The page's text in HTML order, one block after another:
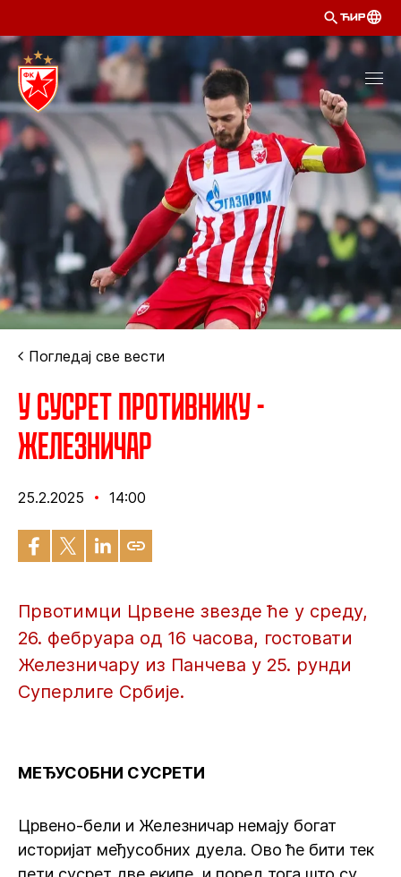
ЋИР
Погледај све вести
У сусрет противнику -
Железничар
25.2.2025 14:00
Првотимци Црвене звезде ће у среду,
26. фебруара од 16 часова, гостовати
Железничару из Панчева у 25. рунди
Суперлиге Србије.
МЕЂУСОБНИ СУСРЕТИ
Црвено-бели и Железничар немају богат
историјат међусобних дуела. Ово ће бити тек